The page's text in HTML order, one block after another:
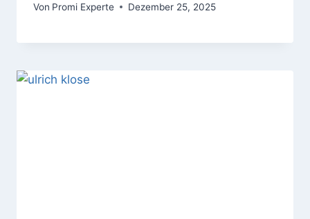
Von Promi Experte Dezember 25, 2025